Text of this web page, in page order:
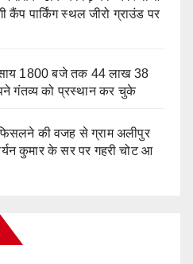
कैंप पार्किंग स्थल जीरो ग्राउंड पर
1800 बजे तक 44 लाख 38
गंतव्य को प्रस्थान कर चुके
की वजह से ग्राम अलीपुर
कुमार के सर पर गहरी चोट आ